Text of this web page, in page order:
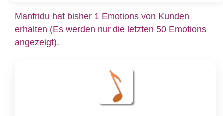
Manfridu hat bisher 1 Emotions von Kunden
erhalten (Es werden nur die letzten 50 Emotions
angezeigt).